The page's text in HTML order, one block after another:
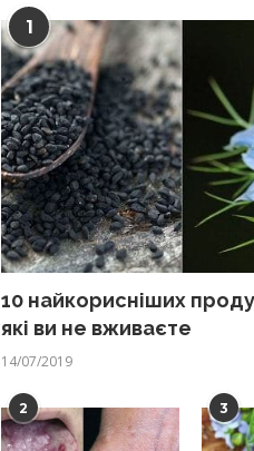
1
10 найкорисніших
які ви не вживаєте
14/07/2019
2 3